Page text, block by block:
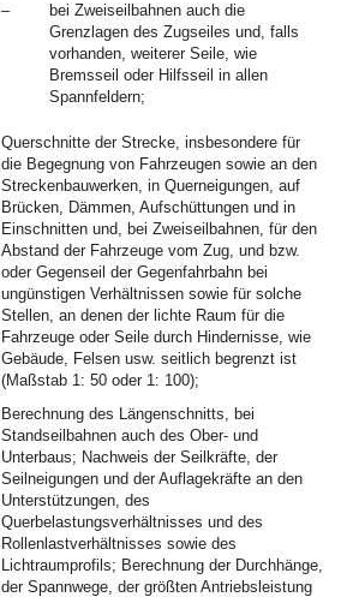
–
bei Zweiseilbahnen auch die
Grenzlagen des Zugseiles und, falls
vorhanden, weiterer Seile, wie
Bremsseil oder Hilfsseil in allen
Spannfeldern;
Querschnitte der Strecke, insbesondere für
die Begegnung von Fahrzeugen sowie an den
Streckenbauwerken, in Querneigungen, auf
Brücken, Dämmen, Aufschüttungen und in
Einschnitten und, bei Zweiseilbahnen, für den
Abstand der Fahrzeuge vom Zug, und bzw.
oder Gegenseil der Gegenfahrbahn bei
ungünstigen Verhältnissen sowie für solche
Stellen, an denen der lichte Raum für die
Fahrzeuge oder Seile durch Hindernisse, wie
Gebäude, Felsen usw. seitlich begrenzt ist
(Maßstab 1: 50 oder 1: 100);
Berechnung des Längenschnitts, bei
Standseilbahnen auch des Ober- und
Unterbaus; Nachweis der Seilkräfte, der
Seilneigungen und der Auflagekräfte an den
Unterstützungen, des
Querbelastungsverhältnisses und des
Rollenlastverhältnisses sowie des
Lichtraumprofils; Berechnung der Durchhänge,
der Spannwege, der größten Antriebsleistung